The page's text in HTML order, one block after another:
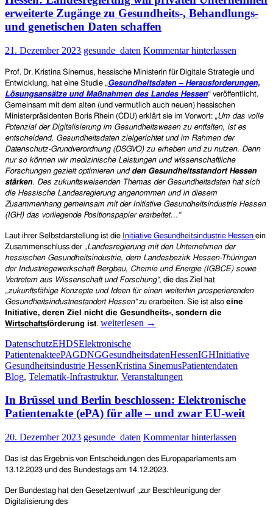
stehen
nicht
in
Tradition
Volkszählungsurteils
von
1983
erweiterte Zugänge zu Gesundheits-, Behandlungs-
und genetischen Daten schaffen
21. Dezember 2023 gesunde_daten Kommentar hinterlassen
Prof. Dr. Kristina Sinemus, hessische Ministerin für Digitale Strategie und
Entwicklung, hat eine Studie „Gesundheitsdaten – Herausforderungen,
Lösungsansätze und Maßnahmen des Landes Hessen“ veröffentlicht.
Gemeinsam mit dem alten (und vermutlich auch neuen) hessischen
Ministerpräsidenten Boris Rhein (CDU) erklärt sie im Vorwort: „Um das volle
Potenzial der Digitalisierung im Gesundheitswesen zu entfalten, ist es
entscheidend, Gesundheitsdaten zielgerichtet und im Rahmen der
Datenschutz-Grundverordnung (DSGVO) zu erheben und zu nutzen. Denn
nur so können wir medizinische Leistungen und wissenschaftliche
Forschungen gezielt optimieren und den Gesundheitsstandort Hessen
stärken. Des zukunftsweisenden Themas der Gesundheitsdaten hat sich
die Hessische Landesregierung angenommen und in diesem
Zusammenhang gemeinsam mit der Initiative Gesundheitsindustrie Hessen
(IGH) das vorliegende Positionspapier erarbeitet…“
Laut ihrer Selbstdarstellung ist die Initiative Gesundheitsindustrie Hessen ein
Zusammenschluss der „Landesregierung mit den Unternehmen der
hessischen Gesundheitsindustrie, dem Landesbezirk Hessen-Thüringen
der Industriegewerkschaft Bergbau, Chemie und Energie (IGBCE) sowie
Vertretern aus Wissenschaft und Forschung“, die das Ziel hat
„zukunftsfähige Konzepte und Ideen für einen weiterhin prosperierenden
Gesundheitsindustriestandort Hessen“zu erarbeiten. Sie ist also eine
Initiative, deren Ziel nicht die Gesundheits-, sondern die
Wirtschaftsförderung ist. Hessen:
will
privaten
Unternehmen
erweiterte
zu
Gesundheits-,
Behandlungs-
und
genetischen
Daten
schaffen
weiterlesen →
DatenschutzEHDSElektronische
PatientenakteePAGDNGGesundheitsdatenHessenIGHInitiative
Gesundheitsindustrie HessenKristina SinemusPatientendaten
Blog, Telematik-Infrastruktur, Veranstaltungen
In Brüssel und Berlin beschlossen: Elektronische
Patientenakte (ePA) für alle – und zwar EU-weit
20. Dezember 2023 gesunde_daten Kommentar hinterlassen
Das ist das Ergebnis von Entscheidungen des Europaparlaments am
13.12.2023 und des Bundestags am 14.12.2023.
Der Bundestag hat den Gesetzentwurf „zur Beschleunigung der
Digitalisierung des